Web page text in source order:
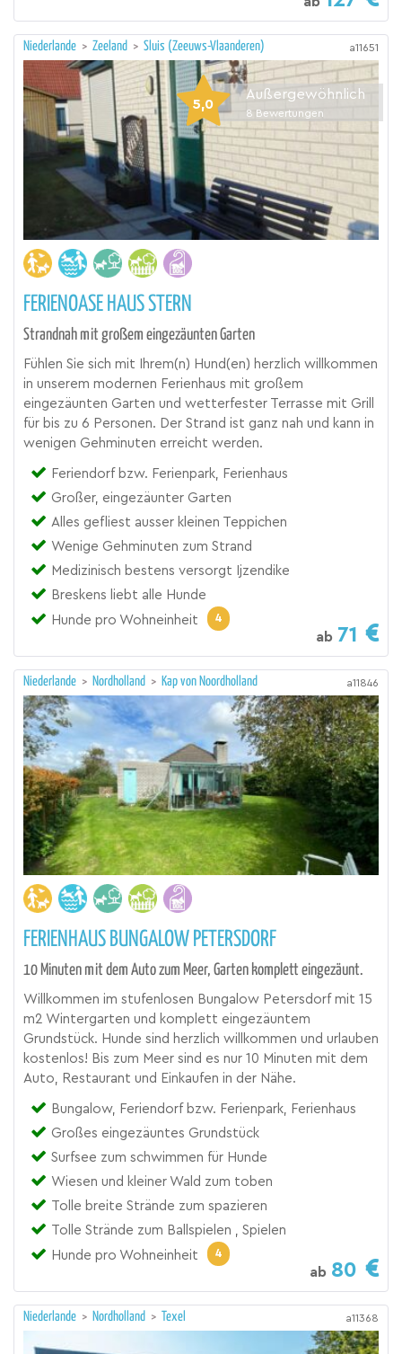
Niederlande > Zeeland > Sluis (Zeeuws-Vlaanderen) a11651
5,0
Außergewöhnlich
8 Bewertungen
FERIENOASE HAUS STERN
Strandnah mit großem eingezäunten Garten
Fühlen Sie sich mit Ihrem(n) Hund(en) herzlich willkommen
in unserem modernen Ferienhaus mit großem
eingezäunten Garten und wetterfester Terrasse mit Grill
für bis zu 6 Personen. Der Strand ist ganz nah und kann in
wenigen Gehminuten erreicht werden.
Feriendorf bzw. Ferienpark, Ferienhaus
Großer, eingezäunter Garten
Alles gefliest ausser kleinen Teppichen
Wenige Gehminuten zum Strand
Medizinisch bestens versorgt Ijzendike
Breskens liebt alle Hunde
Hunde pro Wohneinheit
4
ab 71
Niederlande > Nordholland > Kap von Noordholland a11846
FERIENHAUS BUNGALOW PETERSDORF
10 Minuten mit dem Auto zum Meer, Garten komplett eingezäunt.
Willkommen im stufenlosen Bungalow Petersdorf mit 15
m2 Wintergarten und komplett eingezäuntem
Grundstück. Hunde sind herzlich willkommen und urlauben
kostenlos! Bis zum Meer sind es nur 10 Minuten mit dem
Auto, Restaurant und Einkaufen in der Nähe.
Bungalow, Feriendorf bzw. Ferienpark, Ferienhaus
Großes eingezäuntes Grundstück
Surfsee zum schwimmen für Hunde
Wiesen und kleiner Wald zum toben
Tolle breite Strände zum spazieren
Tolle Strände zum Ballspielen , Spielen
Hunde pro Wohneinheit
4
ab 80
Niederlande > Nordholland > Texel a11368